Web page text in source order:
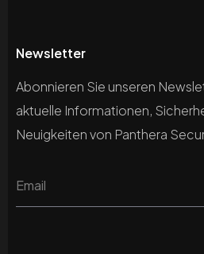
Newsletter
Abonnieren Sie unseren
aktuelle Informationen,
Neuigkeiten von Panthera